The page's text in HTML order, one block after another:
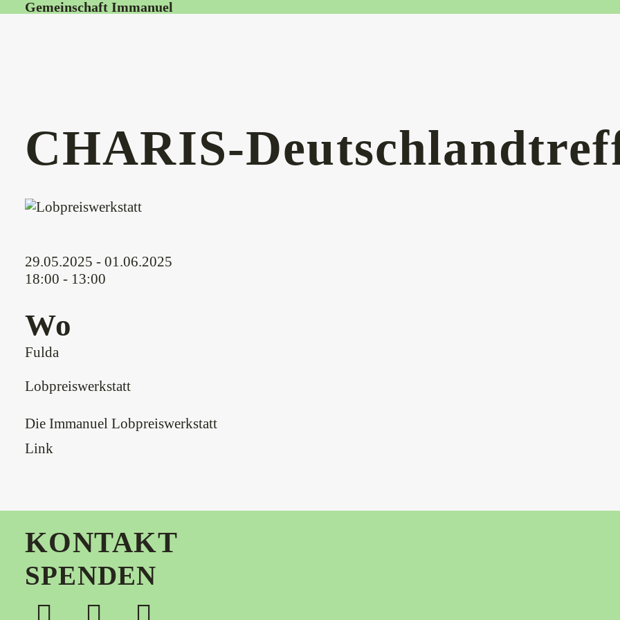
Gemeinschaft Immanuel
CHARIS-
29.05.2025 - 01.06.2025
18:00 - 13:00
Wo
Fulda
Lobpreiswerkstatt
Die Immanuel Lobpreiswerkstatt
Link
KONTAKT
SPENDEN